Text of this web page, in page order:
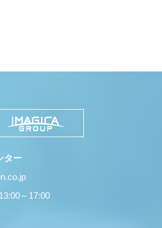
ター
～17:00